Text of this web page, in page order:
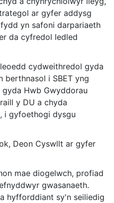
ar gyfer addysg
yn safoni darpariaeth
da cyfredol ledled
cydweithredol gyda
berthnasol i SBET yng
gyda Hwb Gwyddorau
y DU a chyda
i gyfoethogi dysgu
Deon Cyswllt ar gyfer
mae diogelwch, profiad
gwasanaeth.
hyfforddiant sy'n seiliedig